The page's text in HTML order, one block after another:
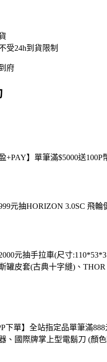
受24h到貨限制
府
+PAY】單筆滿$5000送100P
元抽HORIZON 3.0SC 飛輪
元抽手拉車(尺寸
罐皮套(古典十字縫)、
下單】全站指定品單筆滿
、國際牌掌上型電鬍刀 (顏